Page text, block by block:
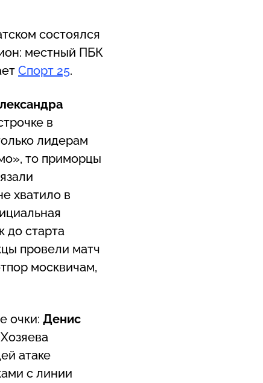
состоялся
местный ПБК
Спорт 25.
в
лидерам
то приморцы
хватило в
до старта
провели матч
москвичам,
очки: Денис
атаке
с линии